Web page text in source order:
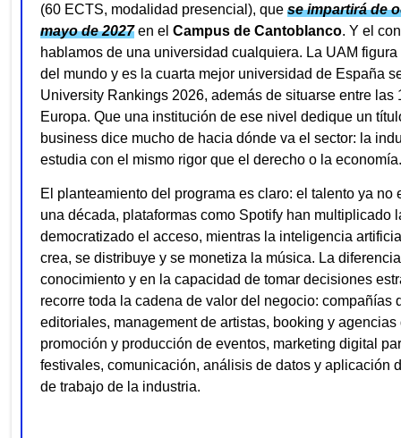
(60 ECTS, modalidad presencial), que se impartirá de
mayo de 2027en el Campus de Cantoblanco. Y el
hablamos de una universidad cualquiera. La UAM
del mundo y es la cuarta mejor universidad de España
University Rankings 2026, además de situarse entre las
Europa. Que una institución de ese nivel dedique un
business dice mucho de hacia dónde va el sector: la
estudia con el mismo rigor que el derecho o la economía.
El planteamiento del programa es claro: el talento ya no
una década, plataformas como Spotify han multiplicado
democratizado el acceso, mientras la inteligencia
crea, se distribuye y se monetiza la música. La
conocimiento y en la capacidad de tomar decisiones
recorre toda la cadena de valor del negocio: compañías
editoriales, management de artistas, booking y
promoción y producción de eventos, marketing digital
festivales, comunicación, análisis de datos y aplicación
de trabajo de la industria.